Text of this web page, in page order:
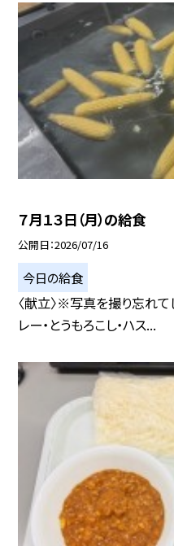
７月１３日（月）の給食
公開日 2026/07/16
今日の給食
〈献立〉※写真を撮り忘れ
レー・とうもろこし・ハス...